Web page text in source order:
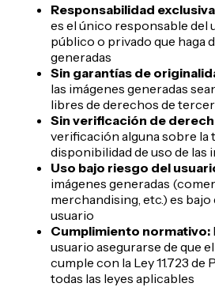
Responsabilidad
es el único responsable del
público o privado que haga
generadas
Sin garantías de
las imágenes generadas
libres de derechos de
Sin verificación de
verificación alguna sobre la
disponibilidad de uso de las
Uso bajo riesgo del
imágenes generadas
merchandising, etc.) es
usuario
Cumplimiento normativo:
usuario asegurarse de que
cumple con la Ley 11.723
todas las leyes aplicables